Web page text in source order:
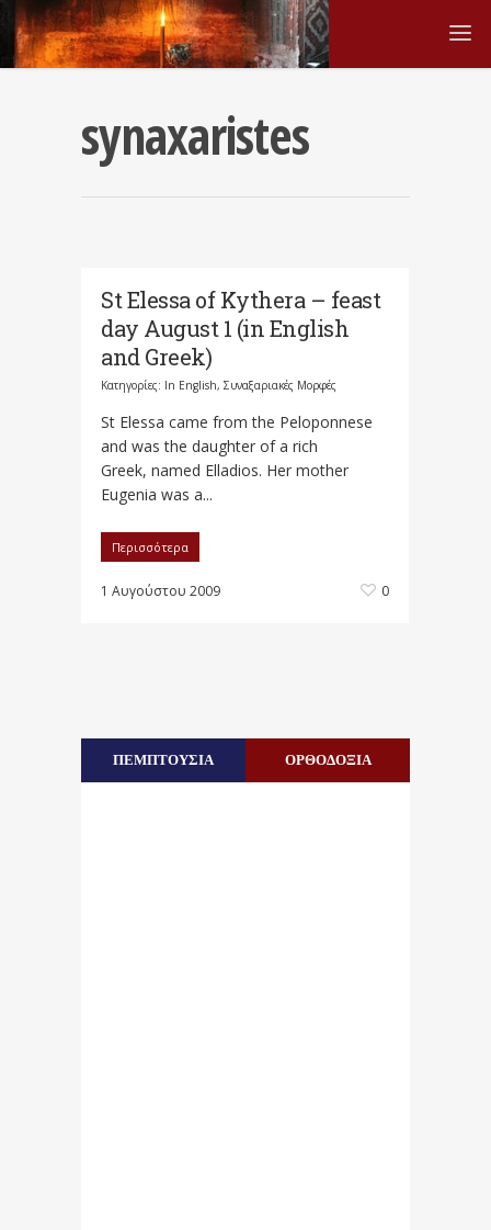
synaxaristes
St Elessa of Kythera – feast
day August 1 (in English
and Greek)
Κατηγορίες: In English, Συναξαριακές Μορφές
St Elessa came from the Peloponnese
and was the daughter of a rich
Greek, named Elladios. Her mother
Eugenia was a...
Περισσότερα
1 Αυγούστου 2009 0
ΠΕΜΠΤΟΥΣΙΑ ΟΡΘΟΔΟΞΙΑ